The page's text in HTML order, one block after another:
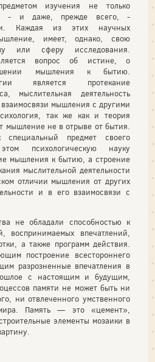
изучения не только
- и даже, прежде всего, -
Каждая из этих научных
имеет, однако, свою
или сферу исследования.
вопрос об истине, о
мышления к бытию.
является протекание
мыслительная деятельность
мышления с другими
так же как и теория
мышление не в отрыве от бытия.
предмет своего
психологическую науку
мышления к бытию, а строение
мыслительной деятельности
отличии мышления от других
и в его взаимосвязи с
не обладали способностью к
воспринимаемых впечатлений,
а также программ действия.
построение всестороннего
разрозненные впечатления в
с настоящим и будущим,
памяти не может быть ни
ни отвлеченного умственного
Память — это «цемент»,
элементы мозаики в